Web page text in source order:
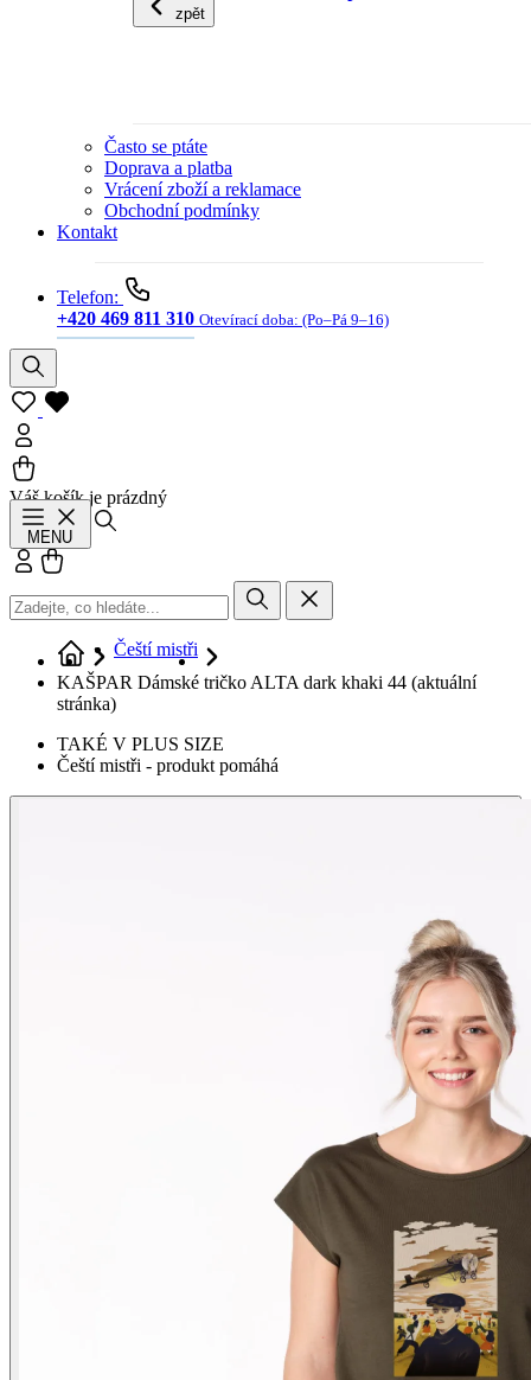
zpět
Často se ptáte
Doprava a platba
Vrácení zboží a reklamace
Obchodní podmínky
Kontakt
Telefon:
+420 469 811 310 Otevírací doba: (Po–Pá 9–16)
Váš košík je prázdný
MENU
Přihlásit se
Čeští mistři
KAŠPAR Dámské tričko ALTA dark khaki 44 (aktuální
stránka)
TAKÉ V PLUS SIZE
Čeští mistři - produkt pomáhá